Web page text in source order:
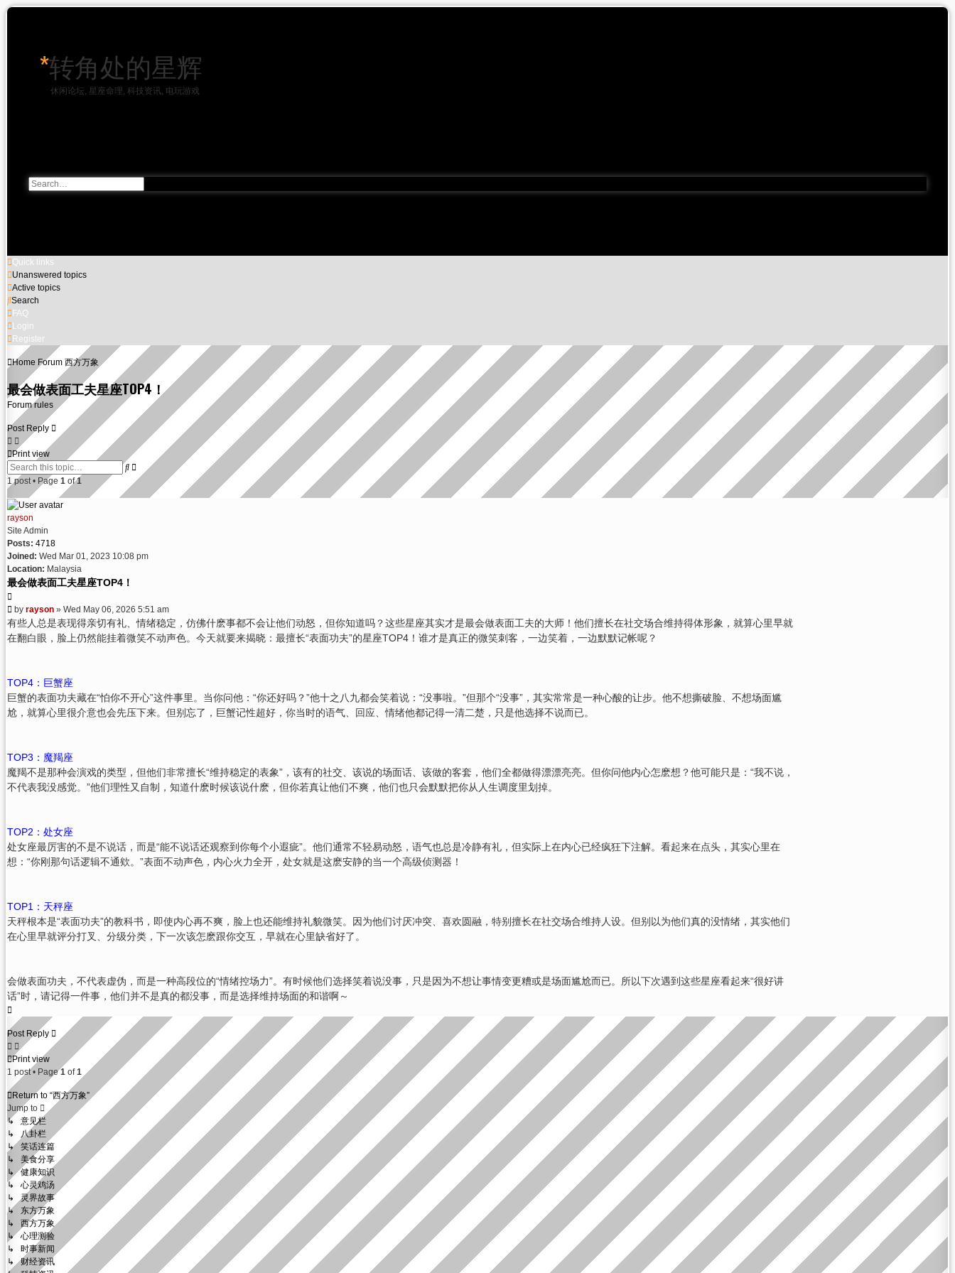
*转角处的星辉
休闲论坛, 星座命理, 科技资讯, 电玩游戏
search
Quick links
Unanswered topics
Active topics
Search
FAQ
Login
Register
Home Forum 西方万象
最会做表面工夫星座TOP4！
Forum rules
Post Reply
Print view
SearchAdvanced
search
1 post • Page 1 of1
rayson
Site Admin
Posts: 4718
Joined: Wed Mar 01, 2023 10:08 pm
Location: Malaysia
最会做表面工夫星座TOP4！
Post
by rayson » Wed May 06, 2026 5:51 am
有些人总是表现得亲切有礼、情绪稳定，仿佛什麽事都不会让他们动怒，但你知道吗？这些星座其实才是最会做表面工夫的大师！他们擅长在社交场合维持得体形象，就算心里早就
在翻白眼，脸上仍然能挂着微笑不动声色。今天就要来揭晓：最擅长“表面功夫”的星座TOP4！谁才是真正的微笑刺客，一边笑着，一边默默记帐呢？
TOP4：巨蟹座
巨蟹的表面功夫藏在“怕你不开心”这件事里。当你问他：“你还好吗？”他十之八九都会笑着说：“没事啦。”但那个“没事”，其实常常是一种心酸的让步。他不想撕破脸、不想场面尴
尬，就算心里很介意也会先压下来。但别忘了，巨蟹记性超好，你当时的语气、回应、情绪他都记得一清二楚，只是他选择不说而已。
TOP3：魔羯座
魔羯不是那种会演戏的类型，但他们非常擅长“维持稳定的表象”，该有的社交、该说的场面话、该做的客套，他们全都做得漂漂亮亮。但你问他内心怎麽想？他可能只是：“我不说，
不代表我没感觉。”他们理性又自制，知道什麽时候该说什麽，但你若真让他们不爽，他们也只会默默把你从人生调度里划掉。
TOP2：处女座
处女座最厉害的不是不说话，而是“能不说话还观察到你每个小遐疵”。他们通常不轻易动怒，语气也总是冷静有礼，但实际上在内心已经疯狂下注解。看起来在点头，其实心里在
想：“你刚那句话逻辑不通欸。”表面不动声色，内心火力全开，处女就是这麽安静的当一个高级侦测器！
TOP1：天秤座
天秤根本是“表面功夫”的教科书，即使内心再不爽，脸上也还能维持礼貌微笑。因为他们讨厌冲突、喜欢圆融，特别擅长在社交场合维持人设。但别以为他们真的没情绪，其实他们
在心里早就评分打叉、分级分类，下一次该怎麽跟你交互，早就在心里缺省好了。
会做表面功夫，不代表虚伪，而是一种高段位的“情绪控场力”。有时候他们选择笑着说没事，只是因为不想让事情变更糟或是场面尴尬而已。所以下次遇到这些星座看起来“很好讲
话”时，请记得一件事，他们并不是真的都没事，而是选择维持场面的和谐啊～
Post Reply
Print view
1 post • Page1 of1
Return to “西方万象”
Jump to
↳ 意见栏
↳ 八卦栏
↳ 笑话连篇
↳ 美食分享
↳ 健康知识
↳ 心灵鸡汤
↳ 灵界故事
↳ 东方万象
↳ 西方万象
↳ 心理测验
↳ 时事新闻
↳ 财经资讯